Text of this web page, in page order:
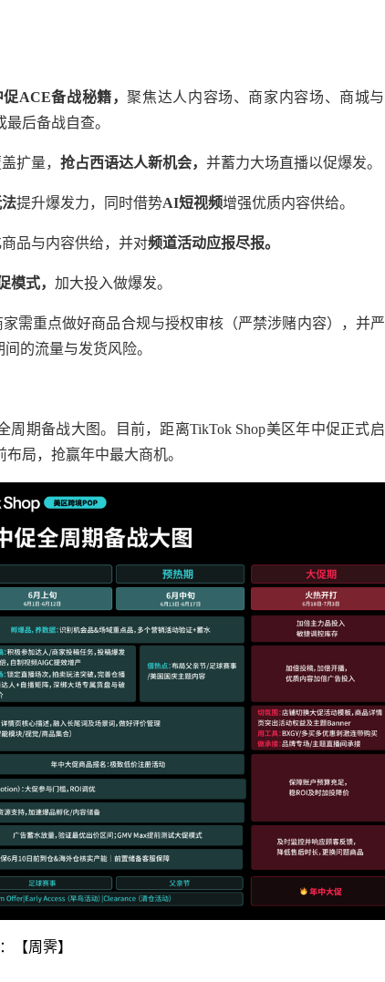
促ACE备战秘籍，聚焦达人内容场、商家内容场、商城
后备战自查。
扩量， 抢占西语达人新机会， 并蓄力大场直播以促爆发。
提升爆发力，同时借势AI短视频增强优质内容供给。
品与内容供给，并对频道活动应报尽报。
模式， 加大投入做爆发。
家需重点做好商品合规与授权审核（严禁涉赌内容），并
的流量与发货风险。
期备战大图。目前，距离TikTok Shop美区年中促正式
局，抢赢年中最大商机。
【周霁】